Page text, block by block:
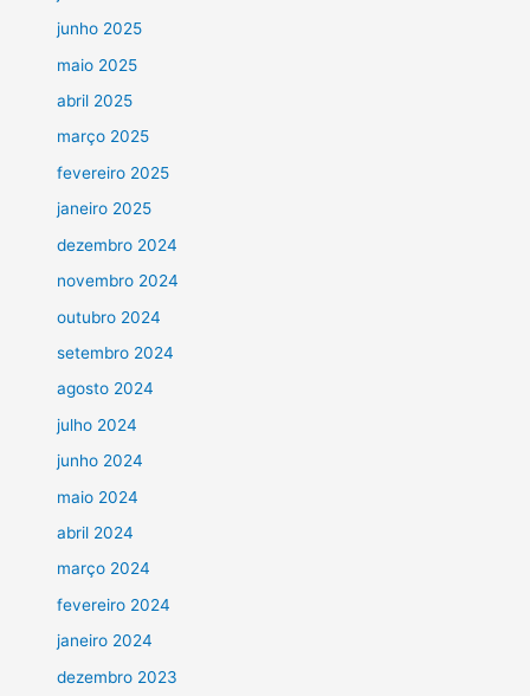
junho 2025
maio 2025
abril 2025
março 2025
fevereiro 2025
janeiro 2025
dezembro 2024
novembro 2024
outubro 2024
setembro 2024
agosto 2024
julho 2024
junho 2024
maio 2024
abril 2024
março 2024
fevereiro 2024
janeiro 2024
dezembro 2023